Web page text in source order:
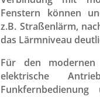
Fenstern können
z.B. Straßenlärm,
das Lärmniveau
Für den
elektrische